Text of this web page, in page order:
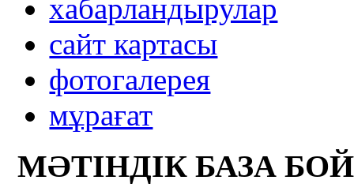
xабарландырулар
сайт картасы
фотогалерея
мұрағат
МӘТІНДІК БАЗА